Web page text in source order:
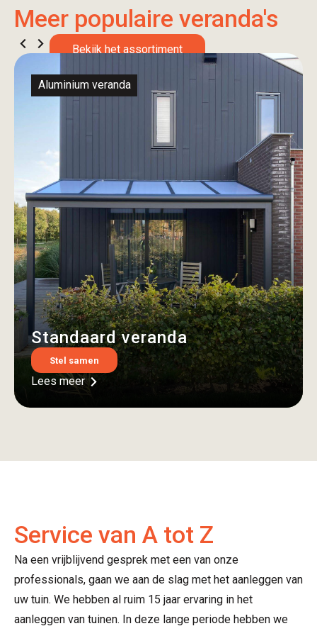
Meer populaire veranda's
Bekijk het assortiment
Standaard veranda
Stel samen
Lees meer
Aluminium veranda
Service van A tot Z
Na een vrijblijvend gesprek met een van onze
professionals, gaan we aan de slag met het aanleggen van
uw tuin. We hebben al ruim 15 jaar ervaring in het
aanleggen van tuinen. In deze lange periode hebben we